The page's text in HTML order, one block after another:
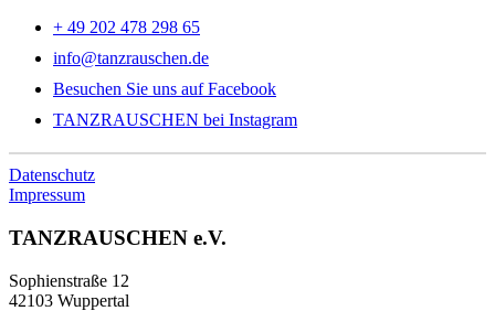
+ 49 202 478 298 65
info@tanzrauschen.de
Besuchen Sie uns auf Facebook
TANZRAUSCHEN bei Instagram
Datenschutz
Impressum
TANZRAUSCHEN e.V.
Sophienstraße 12
42103 Wuppertal